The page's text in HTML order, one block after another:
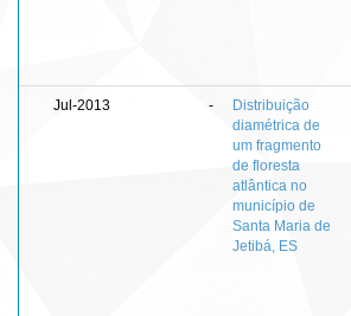
Jul-2013 -
Distribuição
diamétrica de
um fragmento
de floresta
atlântica no
município de
Santa Maria de
Jetibá, ES